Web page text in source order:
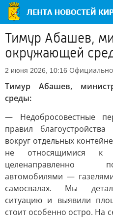
Тимур Абашев,
окружающей
2 июня 2026, 10:16 Официально
Тимур Абашев,
среды:
— Недобросовестные
правил
вокруг отдельных
не относящимися к
целенаправленно
автомобилями —
самосвалах. Мы
ситуацию и выявили
стоит особенно остро. На